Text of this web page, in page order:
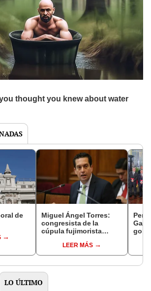
de
Miguel Ángel Torres:
congresista de la
cúpula fujimorista
del SenadoLEER MÁS
LO ÚLTIMO